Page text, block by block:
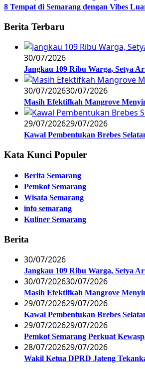
8 Tempat di Semarang dengan Vibes
Berita Terbaru
30/07/2026
Jangkau 109 Ribu Warga, Setya
30/07/202630/07/2026
Masih Efektifkah Mangrove
29/07/202629/07/2026
Kawal Pembentukan Brebes
Kata Kunci Populer
Berita Semarang
Pemkot Semarang
Wisata Semarang
info semarang
Kuliner Semarang
Berita
30/07/2026
Jangkau 109 Ribu Warga, Setya
30/07/202630/07/2026
Masih Efektifkah Mangrove
29/07/202629/07/2026
Kawal Pembentukan Brebes
29/07/202629/07/2026
Pemkot Semarang Perkuat
28/07/202629/07/2026
Wakil Ketua DPRD Jateng